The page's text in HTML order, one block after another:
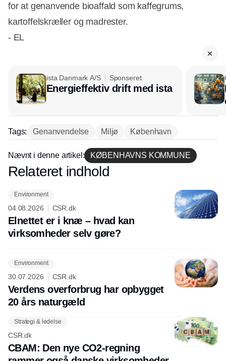
for at genanvende bioaffald som kaffegrums,
kartoffelskræller og madrester.
- EL
ista Danmark A/S Sponseret
Energieffektiv drift med ista
Tags: Genanvendelse Miljø København
Nævnt i denne artikel: KØBENHAVNS KOMMUNE
Annonce
Relateret indhold
Environment
04.08.2026 CSR.dk
Elnettet er i knæ – hvad kan
virksomheder selv gøre?
Environment
30.07.2026 CSR.dk
Verdens overforbrug har opbygget
20 års naturgæld
Strategi & ledelse
CSR.dk
CBAM: Den nye CO2-regning